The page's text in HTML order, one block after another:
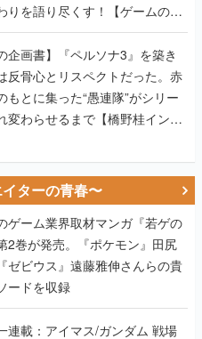
反骨心とリスペクトだった。赤
もとに集った“愚連隊”がシリー
変わらせるまで【橋野桂インタ
ターの青春〜
ゲーム業界取材マンガ『若ゲの
2巻が発売。『ポケモン』田尻
ゼビウス』遠藤雅伸さんらの貴
ードを収録
載：アイマス/ガンダム 戦場
がままな王様のわがままなニー
！──小山順一朗が貫く姿勢に、
エイターとしての矜持を見た